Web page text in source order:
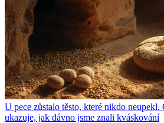
U pece zůstalo těsto, které nikdo neupekl.
ukazuje, jak dávno jsme znali kváskování